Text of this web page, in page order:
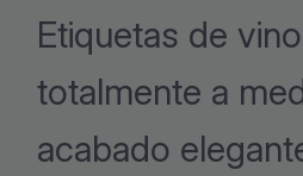
Etiquetas de
totalmente a
acabado